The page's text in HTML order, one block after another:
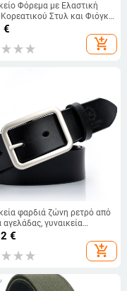
Φόρεμα με Ελαστική
Στυλ και Φιόγκο
Ζώνη,
Διασυνοριακή
€
add_shopping_cart
φαρδιά ζώνη ρετρό από
αγελάδας, γυναικεία
ζώνη Joker απλή,
άμεση δικτύωση,
€
add_shopping_cart